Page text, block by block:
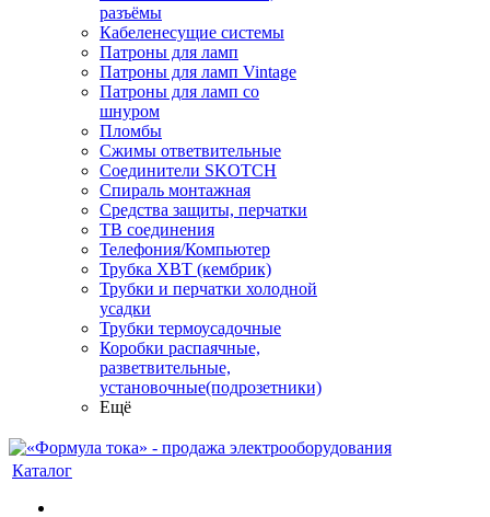
разъёмы
Кабеленесущие системы
Патроны для ламп
Патроны для ламп Vintage
Патроны для ламп со
шнуром
Пломбы
Сжимы ответвительные
Соединители SKOTCH
Спираль монтажная
Средства защиты, перчатки
ТВ соединения
Телефония/Компьютер
Трубка ХВТ (кембрик)
Трубки и перчатки холодной
усадки
Трубки термоусадочные
Коробки распаячные,
разветвительные,
установочные(подрозетники)
Ещё
Каталог